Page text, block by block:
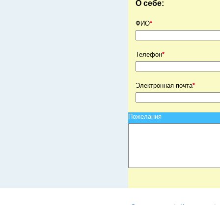
О себе:
ФИО*
Телефон*
Электронная почта*
Пожелания